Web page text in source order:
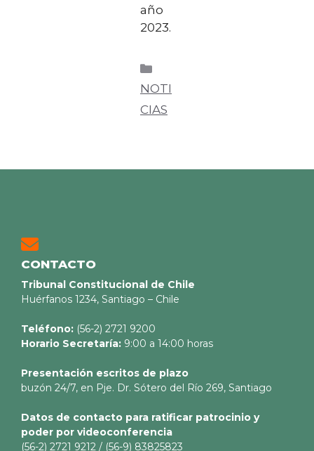
año
2023.
NOTI
CIAS
CONTACTO
Tribunal Constitucional de Chile
Huérfanos 1234, Santiago – Chile
Teléfono: (56-2) 2721 9200
Horario Secretaría: 9:00 a 14:00 horas
Presentación escritos de plazo
buzón 24/7, en Pje. Dr. Sótero del Río 269, Santiago
Datos de contacto para ratificar patrocinio y
poder por videoconferencia
(56-2) 2721 9212 / (56-9) 83825823